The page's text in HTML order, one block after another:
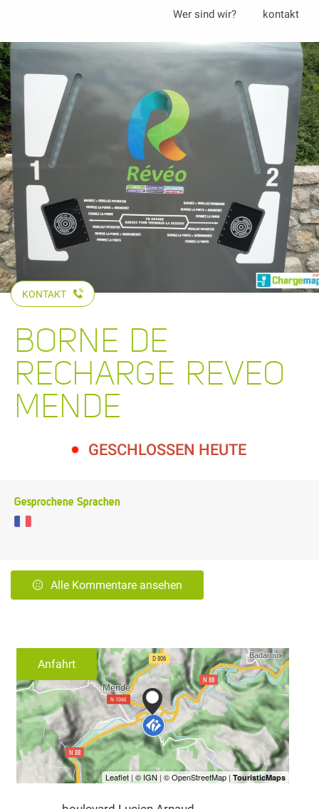
contenu
principal
Wer sind wir? kontakt
KONTAKT
BORNE DE
RECHARGE REVEO
MENDE
GESCHLOSSEN HEUTE
Gesprochene Sprachen
Alle Kommentare ansehen
Anfahrt